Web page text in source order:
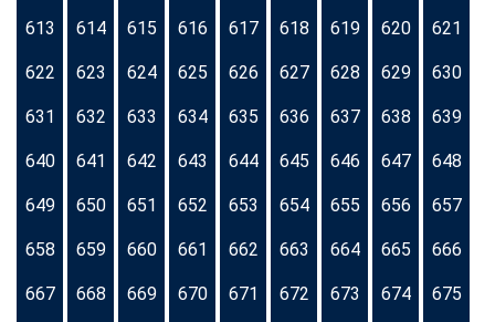
613 614 615 616 617 618 619 620 621
622 623 624 625 626 627 628 629 630
631 632 633 634 635 636 637 638 639
640 641 642 643 644 645 646 647 648
649 650 651 652 653 654 655 656 657
658 659 660 661 662 663 664 665 666
667 668 669 670 671 672 673 674 675